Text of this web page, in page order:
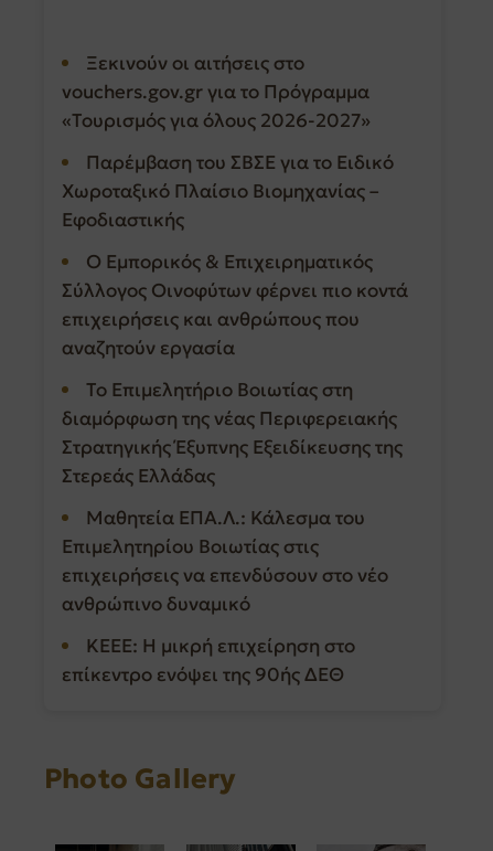
Ξεκινούν οι αιτήσεις στο
vouchers.gov.gr για το Πρόγραμμα
«Τουρισμός για όλους 2026-2027»
Παρέμβαση του ΣΒΣΕ για το Ειδικό
Χωροταξικό Πλαίσιο Βιομηχανίας –
Εφοδιαστικής
Ο Εμπορικός & Επιχειρηματικός
Σύλλογος Οινοφύτων φέρνει πιο κοντά
επιχειρήσεις και ανθρώπους που
αναζητούν εργασία
Το Επιμελητήριο Βοιωτίας στη
διαμόρφωση της νέας Περιφερειακής
Στρατηγικής Έξυπνης Εξειδίκευσης της
Στερεάς Ελλάδας
Μαθητεία ΕΠΑ.Λ.: Κάλεσμα του
Επιμελητηρίου Βοιωτίας στις
επιχειρήσεις να επενδύσουν στο νέο
ανθρώπινο δυναμικό
ΚΕΕΕ: Η μικρή επιχείρηση στο
επίκεντρο ενόψει της 90ής ΔΕΘ
Photo Gallery